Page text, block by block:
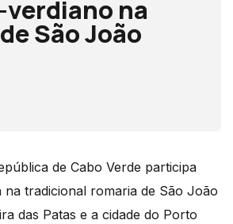
verdiano na
São João
de Cabo Verde participa
na tradicional romaria de São João
das Patas e a cidade do Porto